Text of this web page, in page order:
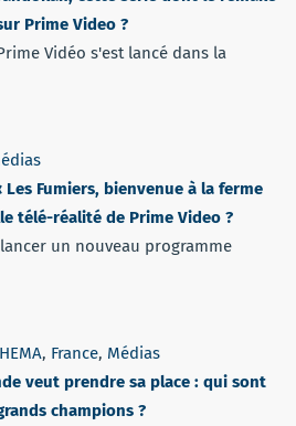
Prime Video ?
Vidéo s'est lancé dans la
Les Fumiers, bienvenue à la ferme
télé-réalité de Prime Video ?
un nouveau programme
, France, Médias
veut prendre sa place : qui sont
champions ?